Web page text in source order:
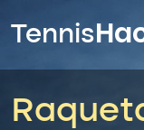
Tennis
T-Finder